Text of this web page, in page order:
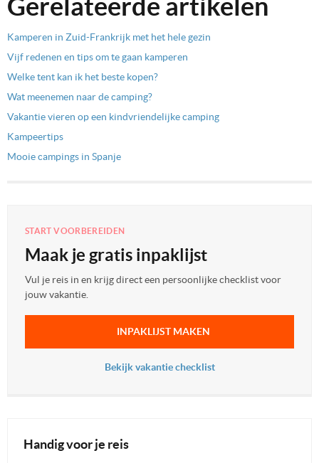
Gerelateerde artikelen
Kamperen in Zuid-Frankrijk met het hele gezin
Vijf redenen en tips om te gaan kamperen
Welke tent kan ik het beste kopen?
Wat meenemen naar de camping?
Vakantie vieren op een kindvriendelijke camping
Kampeertips
Mooie campings in Spanje
START VOORBEREIDEN
Maak je gratis inpaklijst
Vul je reis in en krijg direct een persoonlijke checklist voor
jouw vakantie.
INPAKLIJST MAKEN
Bekijk vakantie checklist
Handig voor je reis